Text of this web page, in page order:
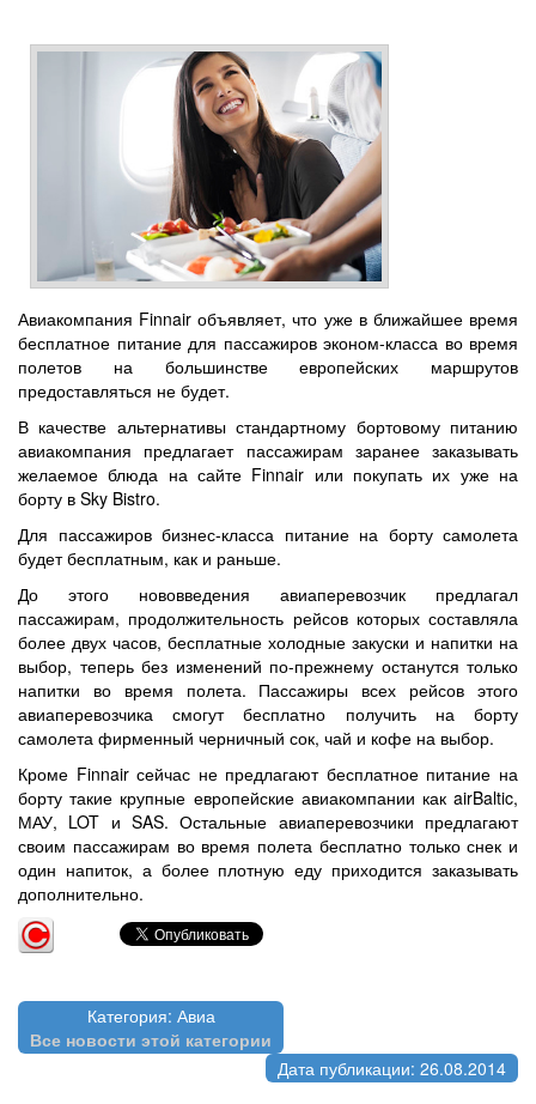
Авиакомпания Finnair объявляет, что уже в ближайшее время
бесплатное питание для пассажиров эконом-класса во время
полетов на большинстве европейских маршрутов
предоставляться не будет.
В качестве альтернативы стандартному бортовому питанию
авиакомпания предлагает пассажирам заранее заказывать
желаемое блюда на сайте Finnair или покупать их уже на
борту в Sky Bistro.
Для пассажиров бизнес-класса питание на борту самолета
будет бесплатным, как и раньше.
До этого нововведения авиаперевозчик предлагал
пассажирам, продолжительность рейсов которых составляла
более двух часов, бесплатные холодные закуски и напитки на
выбор, теперь без изменений по-прежнему останутся только
напитки во время полета. Пассажиры всех рейсов этого
авиаперевозчика смогут бесплатно получить на борту
самолета фирменный черничный сок, чай и кофе на выбор.
Кроме Finnair сейчас не предлагают бесплатное питание на
борту такие крупные европейские авиакомпании как airBaltic,
МАУ, LOT и SAS. Остальные авиаперевозчики предлагают
своим пассажирам во время полета бесплатно только снек и
один напиток, а более плотную еду приходится заказывать
дополнительно.
Категория: Авиа
Все новости этой категории
Дата публикации: 26.08.2014